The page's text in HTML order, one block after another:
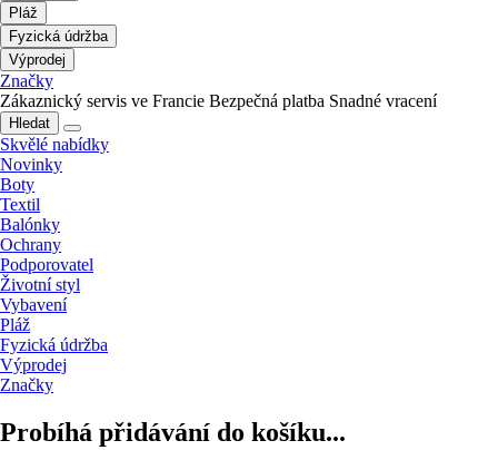
Pláž
Fyzická údržba
Výprodej
Značky
Zákaznický servis ve Francie Bezpečná platba Snadné vracení
Hledat
Skvělé nabídky
Novinky
Boty
Textil
Balónky
Ochrany
Podporovatel
Životní styl
Vybavení
Pláž
Fyzická údržba
Výprodej
Značky
Probíhá přidávání do košíku...